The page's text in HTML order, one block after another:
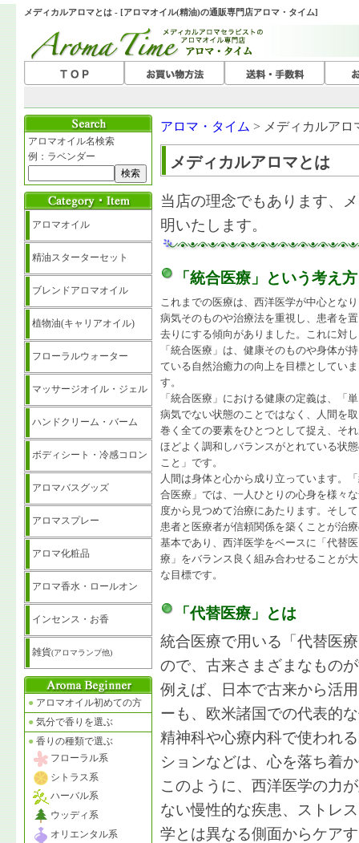
メディカルアロマとは - [アロマオイル(精油)の通販専門店アロマ・タイム]
アロマオイル名検索
例：ラベンダー
アロマオイル
精油スターターセット
ブレンドアロマオイル
植物油(キャリアオイル)
フローラルウォーター
マッサージオイル・ジェル
ハンドクリーム・バーム
ボディシート・冷感コロン
アロマバスグッズ
アロマスプレー
アロマ化粧品
アロマ香水・ロールオン
インセンス・お香
雑貨(アロマランプ他)
● アロマオイル初めての方
● 気分で香りを選ぶ
● 香りの種類で選ぶ
フローラル系
シトラス系
ハーバル系
ウッディ系
オリエンタル系
アロマ・タイム > メディカルアロ
メディカルアロマとは
当店の理念でもあります、
明いたします。
「統合医療」という考え方
これまでの医療は、西洋医学が中心とな
病気そのものや治療法を重視し、患者を
去りにする傾向がありました。これに対し
「統合医療」は、健康そのものや身体が
ている自然治癒力の向上を目標としていま
す。
「統合医療」における健康の定義は、「
病気でない状態のことではなく、人間を
巻く全ての要素をひとつとして捉え、そ
ほどよく調和しバランスがとれている状
こと」です。
人間は身体と心から成り立っています。
合医療」では、一人ひとりの心身を様々
度から見つめて治療にあたります。そし
患者と医療者が信頼関係を築くことが治
基本であり、西洋医学をベースに「代替医
療」をバランス良く組み合わせることが
な目標です。
「代替医療」とは
統合医療で用いる「代替医
ので、古来さまざまなもの
例えば、日本で古来から活
ーも、欧米諸国での代表的
精神科や心療内科で使われ
ションなどは、心を落ち着
このように、西洋医学の力
ない慢性的な疾患、ストレ
学とは異なる側面からケア